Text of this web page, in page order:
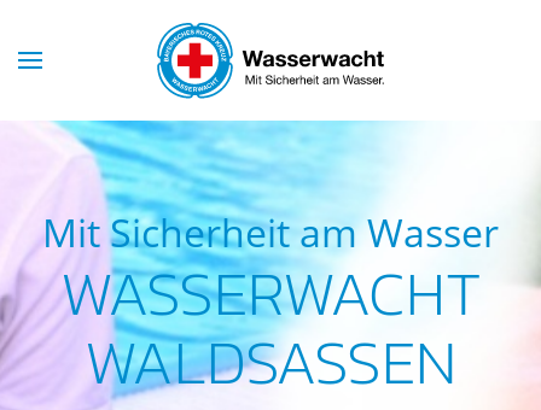
Skip to main content
Mit Sicherheit am Wasser
WASSERWACHT
WALDSASSEN